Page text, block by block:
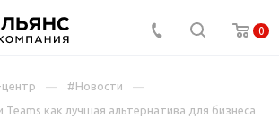
0
#Новости
Teams как лучшая альтернатива для бизнеса